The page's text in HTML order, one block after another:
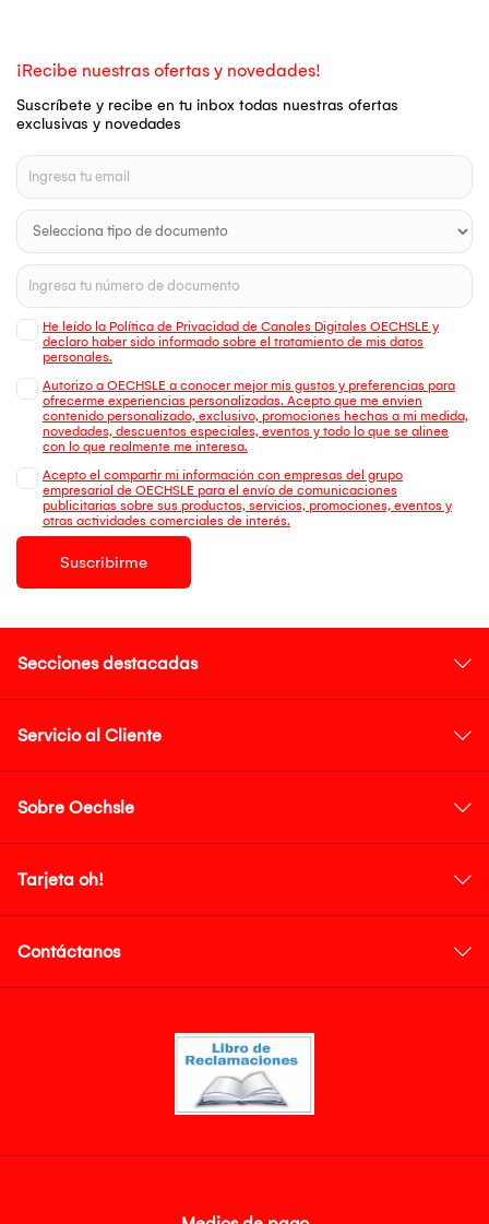
¡Recibe nuestras ofertas y novedades!
Suscríbete y recibe en tu inbox todas nuestras ofertas
exclusivas y novedades
He leído la Política de Privacidad de Canales Digitales OECHSLE y
declaro haber sido informado sobre el tratamiento de mis datos
personales.
Autorizo a OECHSLE a conocer mejor mis gustos y preferencias para
ofrecerme experiencias personalizadas. Acepto que me envien
contenido personalizado, exclusivo, promociones hechas a mi medida,
novedades, descuentos especiales, eventos y todo lo que se alinee
con lo que realmente me interesa.
Acepto el compartir mi información con empresas del grupo
empresarial de OECHSLE para el envío de comunicaciones
publicitarias sobre sus productos, servicios, promociones, eventos y
otras actividades comerciales de interés.
Suscribirme
Secciones destacadas
Servicio al Cliente
Sobre Oechsle
Tarjeta oh!
Contáctanos